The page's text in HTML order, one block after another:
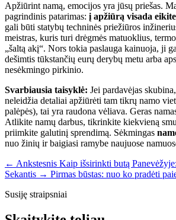
Apžiūrint namą, emocijos yra jūsų priešas.
pagrindinis patarimas: į apžiūrą visada
gali būti statybų techninės priežiūros
meistras, kuris turi drėgmės matuoklius,
„šaltą akį“. Nors tokia paslauga kainuoja, ji
dešimtis tūkstančių eurų derybų metu arba
nesėkmingo pirkinio.
Svarbiausia taisyklė: Jei pardavėjas
neleidžia detaliai apžiūrėti tam tikrų namo
palėpės), tai yra raudona vėliava. Geras
Atlikite namų darbus, tikrinkite kiekvieną
priimkite galutinį sprendimą. Sėkmingas
nuo žinių ir baigiasi ramybe naujuose
← Ankstesnis Kaip išsirinkti butą
Sekantis → Pirmas būstas: nuo ko pradėti
Susiję straipsniai